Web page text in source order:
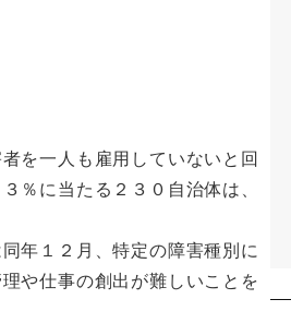
を一人も雇用していないと回
％に当たる２３０自治体は、
年１２月、特定の障害種別に
や仕事の創出が難しいことを